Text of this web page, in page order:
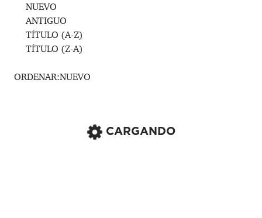
NUEVO
ANTIGUO
TÍTULO (A-Z)
TÍTULO (Z-A)
ORDENAR:NUEVO
CARGANDO